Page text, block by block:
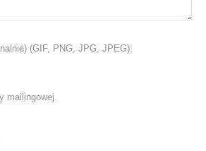
(GIF, PNG, JPG, JPEG):
mailingowej.